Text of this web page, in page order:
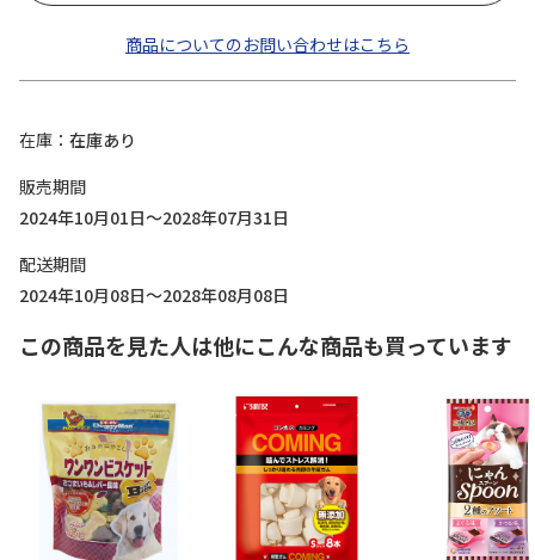
商品についてのお問い合わせはこちら
在庫
在庫あり
販売期間
2024年10月01日～2028年07月31日
配送期間
2024年10月08日～2028年08月08日
この商品を見た人は他にこんな商品も買っています